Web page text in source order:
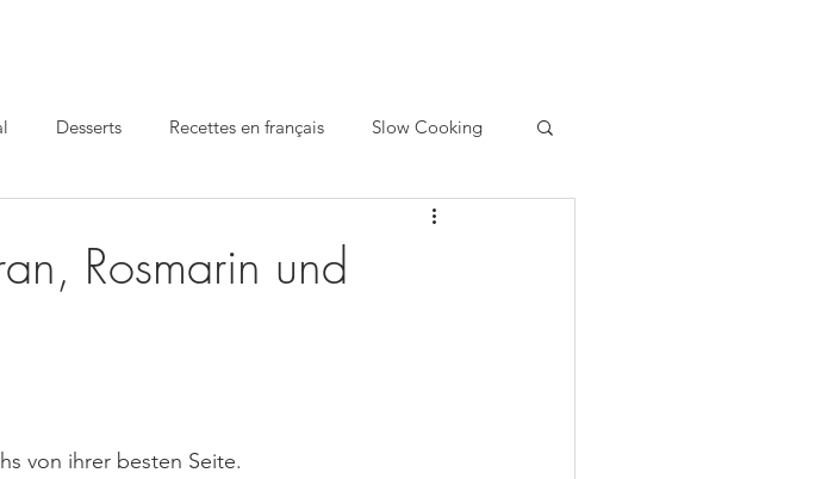
Desserts Recettes en français Slow Cooking
Rosmarin und
von ihrer besten Seite.